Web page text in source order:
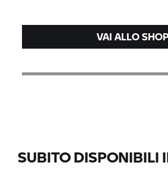
VAI ALLO SHOP
SUBITO DISPONIBILI